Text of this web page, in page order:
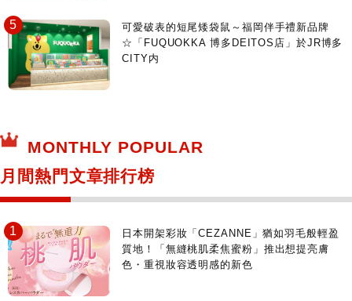
可愛破表的短尾矮袋鼠～福岡伴手禮新品牌
☆「FUQUOKKA 博多DEITOS店」於JR博多
CITY内
MONTHLY POPULAR
月間熱門文章排行榜
日本開架彩妝「CEZANNE」猶如羽毛般輕盈
質地！「無縫桃肌柔焦蜜粉」推出想提亮膚
色・重視妝容透明感的新色